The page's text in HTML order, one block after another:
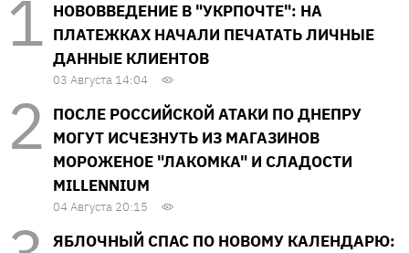
НОВОВВЕДЕНИЕ В "УКРПОЧТЕ": НА
ПЛАТЕЖКАХ НАЧАЛИ ПЕЧАТАТЬ ЛИЧНЫЕ
ДАННЫЕ КЛИЕНТОВ
03 Августа 14:04
ПОСЛЕ РОССИЙСКОЙ АТАКИ ПО ДНЕПРУ
МОГУТ ИСЧЕЗНУТЬ ИЗ МАГАЗИНОВ
МОРОЖЕНОЕ "ЛАКОМКА" И СЛАДОСТИ
MILLENNIUM
04 Августа 20:15
ЯБЛОЧНЫЙ СПАС ПО НОВОМУ КАЛЕНДАРЮ: